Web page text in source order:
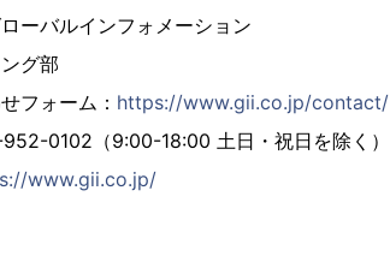
ーバルインフォメーション
グ部
フォーム： https://www.gii.co.jp/contact/
0102（9:00-18:00 土日・祝日を除く）
www.gii.co.jp/